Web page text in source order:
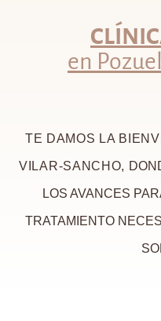
en
TE DAMOS LA
VILAR-SANCHO,
LOS AVANCES
TRATAMIENTO